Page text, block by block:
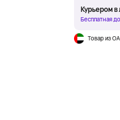
Курьером
Бесплатная
Товар из